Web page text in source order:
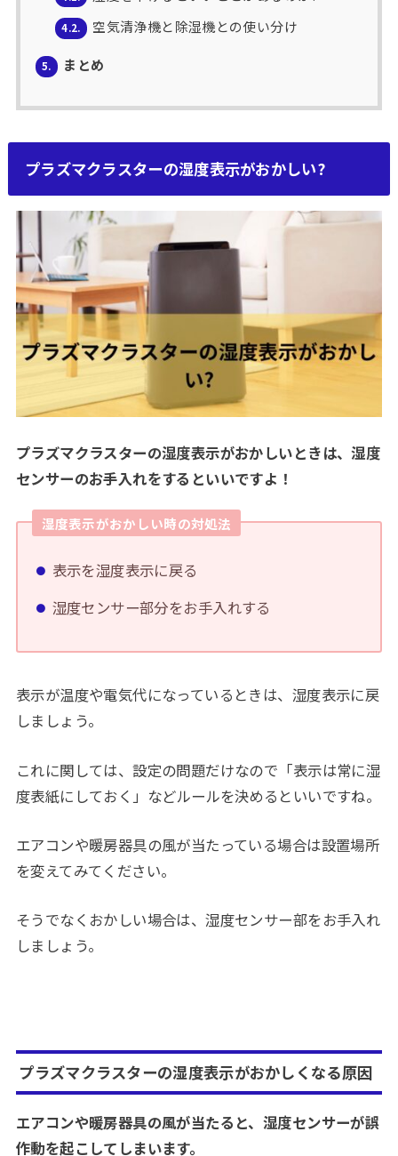
4.2. 空気清浄機と除湿機との使い分け
5. まとめ
プラズマクラスターの湿度表示がおかしい?
プラズマクラスターの湿度表示がおかしいときは、湿度
センサーのお手入れをするといいですよ！
湿度表示がおかしい時の対処法
表示を湿度表示に戻る
湿度センサー部分をお手入れする
表示が温度や電気代になっているときは、湿度表示に戻
しましょう。
これに関しては、設定の問題だけなので「表示は常に湿
度表紙にしておく」などルールを決めるといいですね。
エアコンや暖房器具の風が当たっている場合は設置場所
を変えてみてください。
そうでなくおかしい場合は、湿度センサー部をお手入れ
しましょう。
プラズマクラスターの湿度表示がおかしくなる原因
エアコンや暖房器具の風が当たると、湿度センサーが誤
作動を起こしてしまいます。